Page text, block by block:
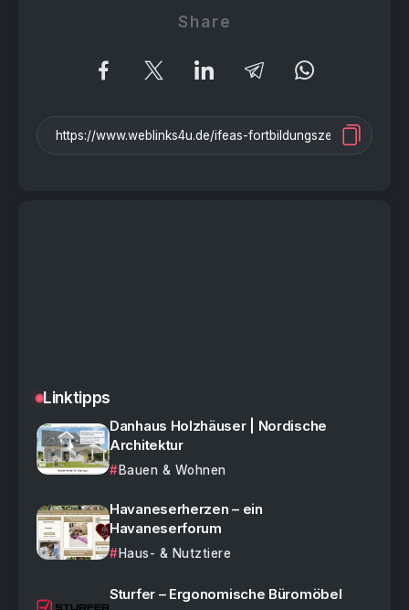
Share
Linktipps
Danhaus Holzhäuser | Nordische
Architektur
Bauen & Wohnen
Havaneserherzen – ein
Havaneserforum
Haus- & Nutztiere
Sturfer – Ergonomische Büromöbel